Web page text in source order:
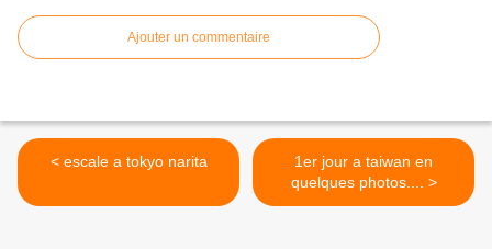
Ajouter un commentaire
< escale a tokyo narita
1er jour a taiwan en
quelques photos.... >